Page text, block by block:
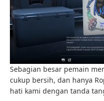
Sebagian besar pemain
cukup bersih, dan hanya
hati kami dengan tanda